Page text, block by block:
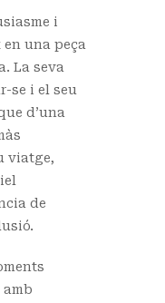
i
una peça
La seva
se i el seu
d’una
viatge,
de